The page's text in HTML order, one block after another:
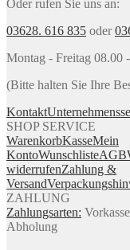
Oder rufen Sie uns an:
03628. 616 835 oder
Montag - Freitag 08.00
(Bitte halten Sie Ihre
Kontakt
SHOP SERVICE
WarenkorbKasseMein
KontoWunschlisteAGB
widerrufenZahlung &
Versand
ZAHLUNG
Zahlungsarten:
Abholung